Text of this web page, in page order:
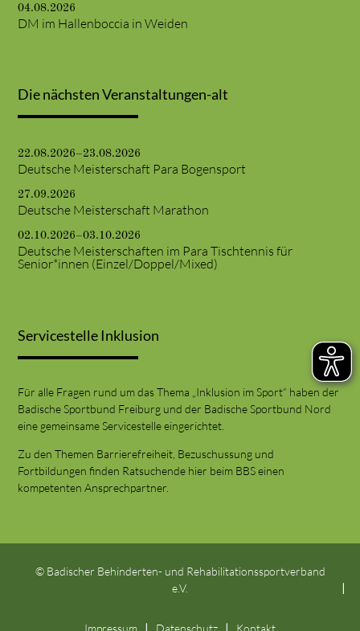
04.08.2026
DM im Hallenboccia in Weiden
Die nächsten Veranstaltungen-alt
22.08.2026–23.08.2026
Deutsche Meisterschaft Para Bogensport
27.09.2026
Deutsche Meisterschaft Marathon
02.10.2026–03.10.2026
Deutsche Meisterschaften im Para Tischtennis für
Senior*innen (Einzel/Doppel/Mixed)
Servicestelle Inklusion
Für alle Fragen rund um das Thema „Inklusion im Sport“ haben der
Badische Sportbund Freiburg und der Badische Sportbund Nord
eine gemeinsame Servicestelle eingerichtet.
Zu den Themen Barrierefreiheit, Bezuschussung und
Fortbildungen finden Ratsuchende hier beim BBS einen
kompetenten Ansprechpartner.
© Badischer Behinderten- und Rehabilitationssportverband
e.V.
Impressum Datenschutz Kontakt